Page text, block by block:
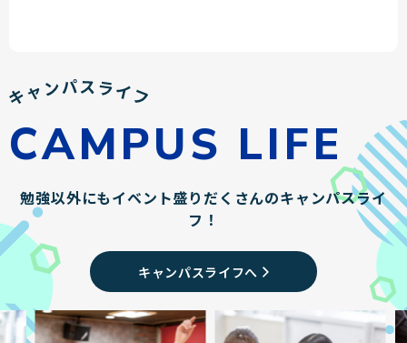
CAMPUS LIFE
勉強以外にもイベント盛りだくさんのキャンパスライ
フ！
キャンパスライフへ